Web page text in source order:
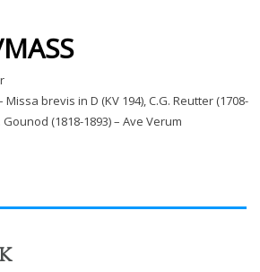
Missa brevis in D (KV 194), C.G. Reutter (1708-
(1818-1893) – Ave Verum